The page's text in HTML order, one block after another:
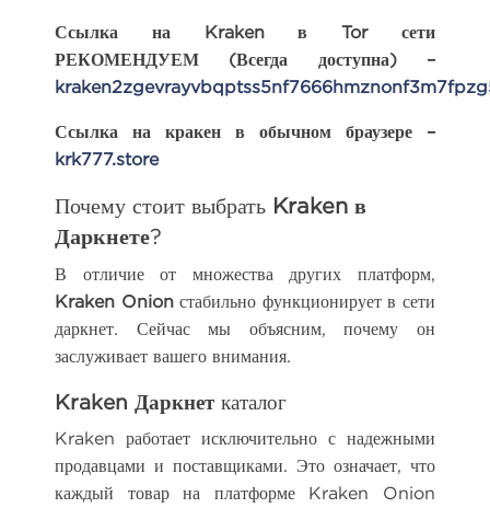
Ссылка на Kraken в Tor сети
РЕКОМЕНДУЕМ (Всегда доступна) –
Ссылка на кракен в обычном браузере –
krk777.store
Почему стоит выбрать Kraken в
Даркнете?
В отличие от множества других платформ,
Kraken Onionстабильно функционирует в сети
даркнет. Сейчас мы объясним, почему он
заслуживает вашего внимания.
Kraken Даркнет каталог
Kraken работает исключительно с надежными
продавцами и поставщиками. Это означает, что
каждый товар на платформе Kraken Onion